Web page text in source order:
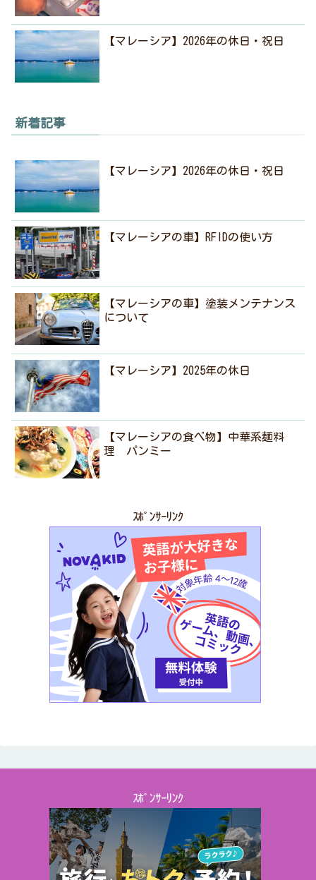
【マレーシア】2026年の休日・祝日
新着記事
【マレーシア】2026年の休日・祝日
【マレーシアの車】RFIDの使い方
【マレーシアの車】塗装メンテナンス
について
【マレーシア】2025年の休日
【マレーシアの食べ物】中華系麺料
理 パンミー
ｽﾎﾟﾝｻｰﾘﾝｸ
ｽﾎﾟﾝｻｰﾘﾝｸ